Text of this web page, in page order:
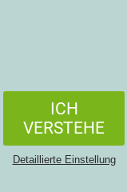
ICH
VERSTEHE
Detaillierte Einstellung